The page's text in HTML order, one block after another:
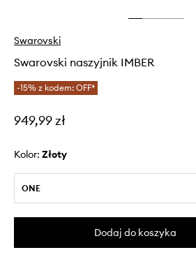
Swarovski
Swarovski naszyjnik IMBER
-15% z kodem: OFF*
949,99 zł
Kolor: złoty
ONE
Dodaj do koszyka